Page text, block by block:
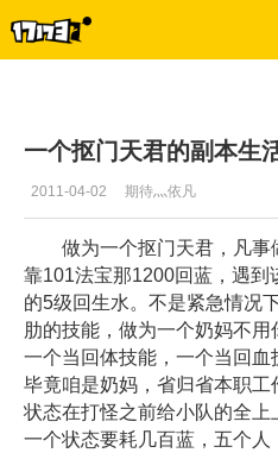
一个抠门天君的副本生
2011-04-02 期待灬依凡
做为一个抠门天君，凡事
靠101法宝那1200回蓝，遇到
的5级回生水。不是紧急情况
肋的技能，做为一个奶妈不
一个当回体技能，一个当回血
毕竟咱是奶妈，省归省本职
状态在打怪之前给小队的全上
一个状态要耗几百蓝，五个